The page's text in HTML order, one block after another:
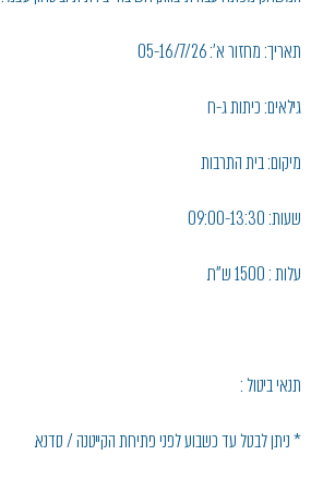
תאריך: מחזור א': 05-16/7/26
גילאים: כיתות ג-ח
מיקום: בית התרבות
שעות: 09:00-13:30
עלות : 1500 ש"ח.
תנאי ביטול :
* ניתן לבטל עד כשבוע לפני פתיחת הקייטנה / סדנא.